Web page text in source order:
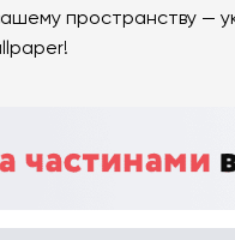
пространству —